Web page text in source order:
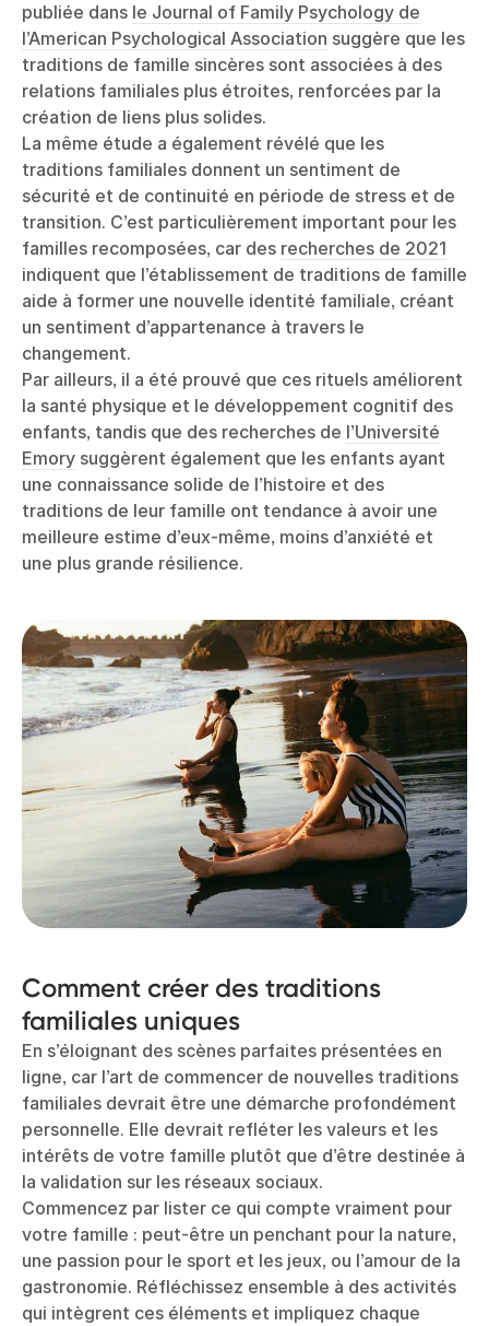
publiée dans le Journal of Family Psychology de
l’American Psychological Association suggère que les
traditions de famille sincères sont associées à des
relations familiales plus étroites, renforcées par la
création de liens plus solides.
La même étude a également révélé que les
traditions familiales donnent un sentiment de
sécurité et de continuité en période de stress et de
transition. C’est particulièrement important pour les
familles recomposées, car des recherches de 2021
indiquent que l’établissement de traditions de famille
aide à former une nouvelle identité familiale, créant
un sentiment d’appartenance à travers le
changement.
Par ailleurs, il a été prouvé que ces rituels améliorent
la santé physique et le développement cognitif des
enfants, tandis que des recherches de l’Université
Emory suggèrent également que les enfants ayant
une connaissance solide de l’histoire et des
traditions de leur famille ont tendance à avoir une
meilleure estime d’eux-même, moins d’anxiété et
une plus grande résilience.
Comment créer des traditions
familiales uniques
En s’éloignant des scènes parfaites présentées en
ligne, car l’art de commencer de nouvelles traditions
familiales devrait être une démarche profondément
personnelle. Elle devrait refléter les valeurs et les
intérêts de votre famille plutôt que d’être destinée à
la validation sur les réseaux sociaux.
Commencez par lister ce qui compte vraiment pour
votre famille : peut-être un penchant pour la nature,
une passion pour le sport et les jeux, ou l’amour de la
gastronomie. Réfléchissez ensemble à des activités
qui intègrent ces éléments et impliquez chaque